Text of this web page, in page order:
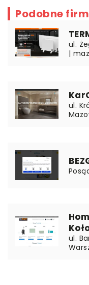
Podobne
ul.
|
ul.
ul.